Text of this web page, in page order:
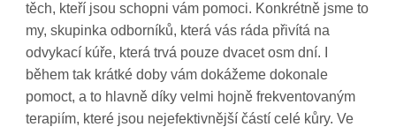
těch, kteří jsou schopni vám pomoci. Konkrétně jsme to
my, skupinka odborníků, která vás ráda přivítá na
odvykací kúře, která trvá pouze dvacet osm dní. I
během tak krátké doby vám dokážeme dokonale
pomoct, a to hlavně díky velmi hojně frekventovaným
terapiím, které jsou nejefektivnější částí celé kůry. Ve